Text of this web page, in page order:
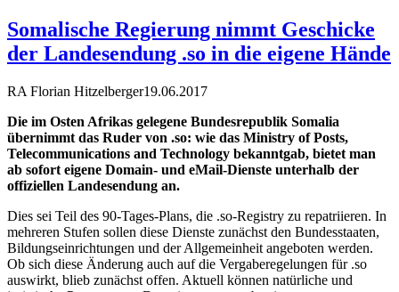
Somalische Regierung nimmt Geschicke
der Landesendung .so in die eigene Hände
RA Florian Hitzelberger19.06.2017
Die im Osten Afrikas gelegene Bundesrepublik Somalia
übernimmt das Ruder von .so: wie das Ministry of Posts,
Telecommunications and Technology bekanntgab, bietet man
ab sofort eigene Domain- und eMail-Dienste unterhalb der
offiziellen Landesendung an.
Dies sei Teil des 90-Tages-Plans, die .so-Registry zu repatriieren. In
mehreren Stufen sollen diese Dienste zunächst den Bundesstaaten,
Bildungseinrichtungen und der Allgemeinheit angeboten werden.
Ob sich diese Änderung auch auf die Vergaberegelungen für .so
auswirkt, blieb zunächst offen. Aktuell können natürliche und